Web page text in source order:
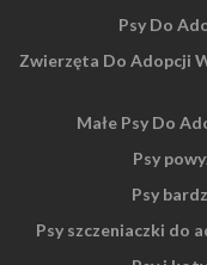
Psy Do
Zwierzęta Do Adopcji
Małe Psy Do
Psy
Psy
Psy szczeniaczki do